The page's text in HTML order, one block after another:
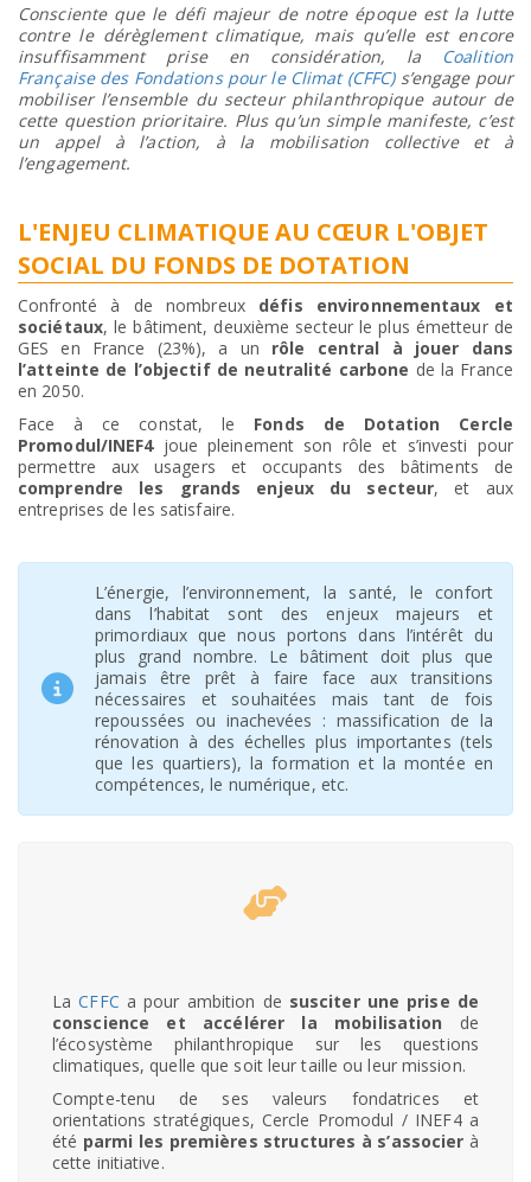
Consciente que le défi majeur de notre époque est la lutte
contre le dérèglement climatique, mais qu’elle est encore
insuffisamment prise en considération, la
Coalition
Française des Fondations pour le Climat (CFFC)s’engage pour
mobiliser l’ensemble du secteur philanthropique autour de
cette question prioritaire. Plus qu’un simple manifeste, c’est
un appel à l’action, à la mobilisation collective et à
l’engagement.
L'ENJEU CLIMATIQUE AU CŒUR L'OBJET
SOCIAL DU FONDS DE DOTATION
Confronté à de nombreux défis environnementaux et
sociétaux, le bâtiment, deuxième secteur le plus émetteur de
GES en France (23%), a un rôle central à jouer dans
l’atteinte de l’objectif de neutralité carbone de la France
en 2050.
Face à ce constat, le Fonds de Dotation Cercle
Promodul/INEF4joue pleinement son rôle et s’investi pour
permettre aux usagers et occupants des bâtiments de
comprendre les grands enjeux du secteur, et aux
entreprises de les satisfaire.
L’énergie, l’environnement, la santé, le confort
dans l’habitat sont des enjeux majeurs et
primordiaux que nous portons dans l’intérêt du
plus grand nombre. Le bâtiment doit plus que
jamais être prêt à faire face aux transitions
nécessaires et souhaitées mais tant de fois
repoussées ou inachevées : massification de la
rénovation à des échelles plus importantes (tels
que les quartiers), la formation et la montée en
compétences, le numérique, etc.
LaCFFC a pour ambition de susciter une prise de
conscience et accélérer la mobilisation de
l’écosystème philanthropique sur les questions
climatiques, quelle que soit leur taille ou leur mission.
Compte-tenu de ses valeurs fondatrices et
orientations stratégiques, Cercle Promodul / INEF4 a
été parmi les premières structures à s’associer à
cette initiative.